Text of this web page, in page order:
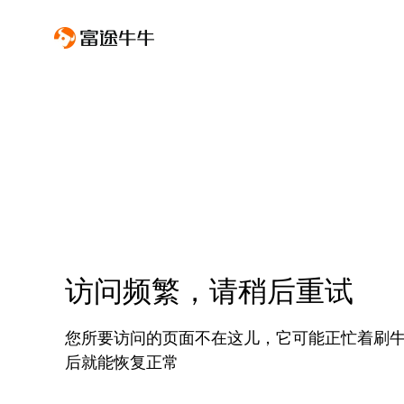
访问频繁，请稍后重试
您所要访问的页面不在这儿，它可能正忙着刷
后就能恢复正常